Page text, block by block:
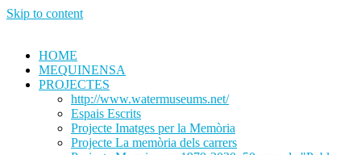
Skip to content
HOME
MEQUINENSA
PROJECTES
http://www.watermuseums.net/
Espais Escrits
Projecte Imatges per la Memòria
Projecte La memòria dels carrers